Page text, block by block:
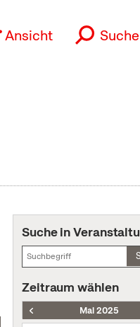
Ansicht Suche
Suche in
Zeitraum wählen
Mai 2025